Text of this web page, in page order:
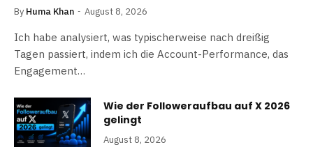
By Huma Khan August 8, 2026
Ich habe analysiert, was typischerweise nach dreißig
Tagen passiert, indem ich die Account-Performance, das
Engagement…
Wie der Followeraufbau auf X 2026
gelingt
August 8, 2026